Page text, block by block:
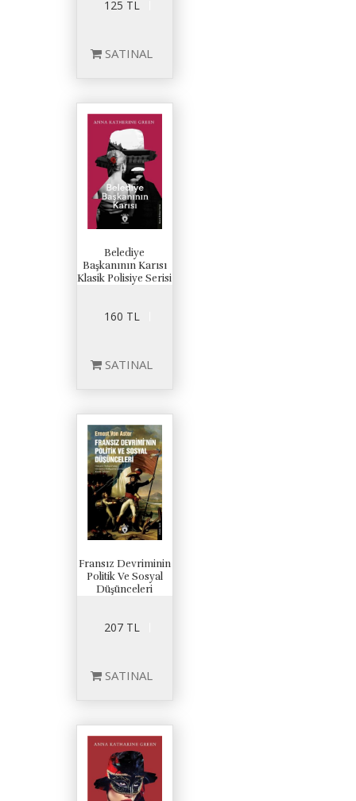
125 TL
SATINAL
Belediye
Başkanının Karısı
Klasik Polisiye Serisi
160 TL
SATINAL
Fransız Devriminin
Politik Ve Sosyal
Düşünceleri
207 TL
SATINAL